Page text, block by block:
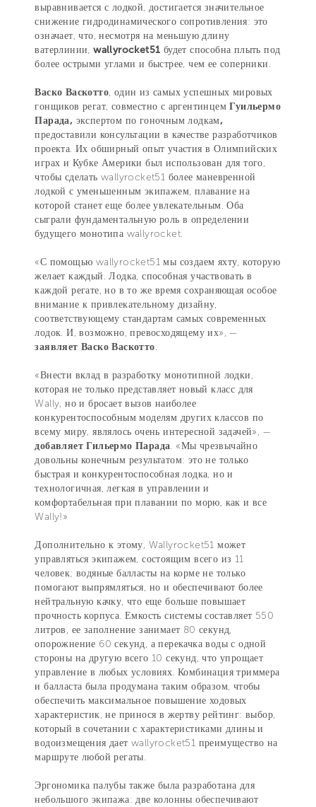
выравнивается с лодкой, достигается значительное
снижение гидродинамического сопротивления: это
означает, что, несмотря на меньшую длину
ватерлинии,wallyrocket51 будет способна плыть под
более острыми углами и быстрее, чем ее соперники.
Васко Васкотто, один из самых успешных мировых
гонщиков регат, совместно с аргентинцемГуильермо
Парада, экспертом по гоночным лодкам,
предоставили консультации в качестве разработчиков
проекта. Их обширный опыт участия в Олимпийских
играх и Кубке Америки был использован для того,
чтобы сделать wallyrocket51 более маневренной
лодкой с уменьшенным экипажем, плавание на
которой станет еще более увлекательным. Оба
сыграли фундаментальную роль в определении
будущего монотипа wallyrocket.
«С помощью wallyrocket51 мы создаем яхту, которую
желает каждый. Лодка, способная участвовать в
каждой регате, но в то же время сохраняющая особое
внимание к привлекательному дизайну,
соответствующему стандартам самых современных
лодок. И, возможно, превосходящему их», —
заявляет Васко Васкотто.
«Внести вклад в разработку монотипной лодки,
которая не только представляет новый класс для
Wally, но и бросает вызов наиболее
конкурентоспособным моделям других классов по
всему миру, являлось очень интересной задачей», —
добавляет Гильермо Парада. «Мы чрезвычайно
довольны конечным результатом: это не только
быстрая и конкурентоспособная лодка, но и
технологичная, легкая в управлении и
комфортабельная при плавании по морю, как и все
Wally!»
Дополнительно к этому, Wallyrocket51 может
управляться экипажем, состоящим всего из 11
человек; водяные балласты на корме не только
помогают выпрямляться, но и обеспечивают более
нейтральную качку, что еще больше повышает
прочность корпуса. Емкость системы составляет 550
литров, ее заполнение занимает 80 секунд,
опорожнение 60 секунд, а перекачка воды с одной
стороны на другую всего 10 секунд, что упрощает
управление в любых условиях. Комбинация триммера
и балласта была продумана таким образом, чтобы
обеспечить максимальное повышение ходовых
характеристик, не принося в жертву рейтинг: выбор,
который в сочетании с характеристиками длины и
водоизмещения дает wallyrocket51 преимущество на
маршруте любой регаты.
Эргономика палубы также была разработана для
небольшого экипажа: две колонны обеспечивают